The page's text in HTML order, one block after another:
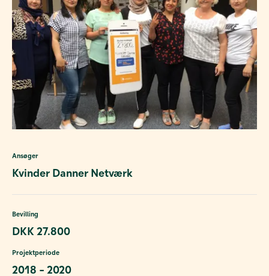
Ansøger
Kvinder Danner Netværk
Bevilling
DKK 27.800
Projektperiode
2018 - 2020